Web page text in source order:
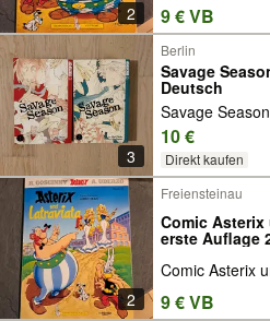
2 9 € VB
3
Berlin
Savage
Deutsch
Savage
10 €
Direkt kaufen
2
Freiensteinau
Comic Asterix
erste Auflage
Comic Asterix
9 € VB